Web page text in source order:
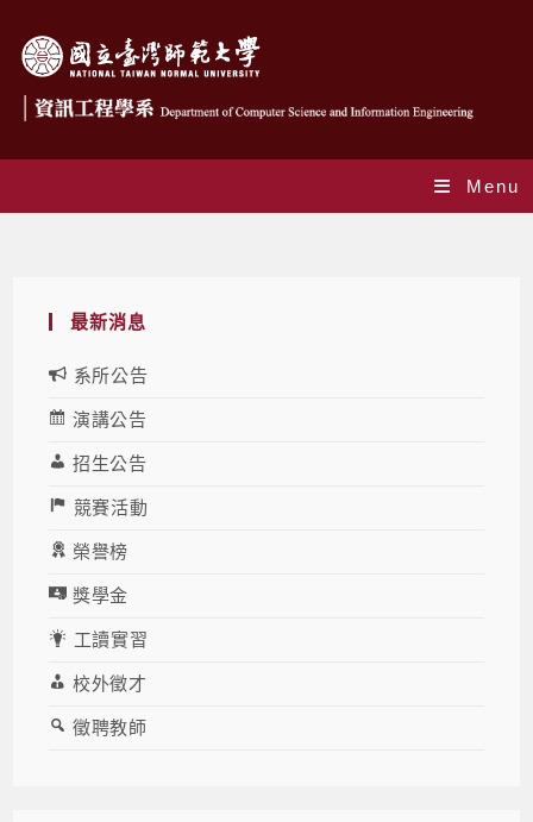
Menu
最新消息
系所公告
演講公告
招生公告
競賽活動
榮譽榜
獎學金
工讀實習
校外徵才
徵聘教師